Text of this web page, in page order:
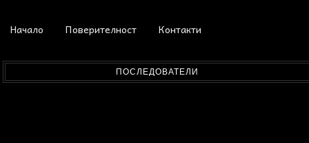
Начало Поверителност Контакти
ПОСЛЕДОВАТЕЛИ